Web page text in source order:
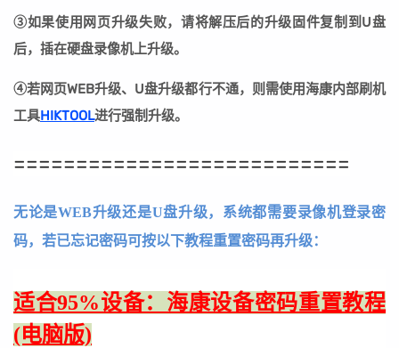
③如果使用网页升级失败，请将解压后的升级固件复制到U盘
后，插在硬盘录像机上升级。
④若网页WEB升级、U盘升级都行不通，则需使用海康内部刷机
工具HIKTOOL进行强制升级。
===========================
无论是WEB升级还是U盘升级，系统都需要录像机登录密
码，若已忘记密码可按以下教程重置密码再升级：
适合95%设备：海康设备密码重置教程
(电脑版)